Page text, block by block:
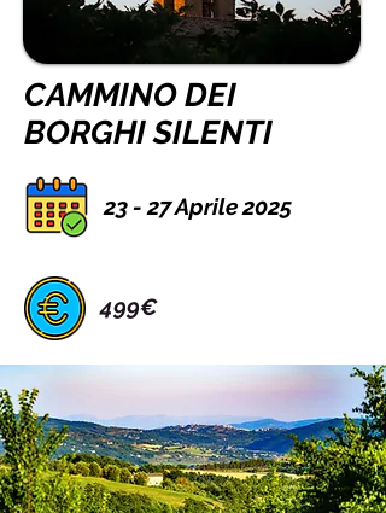
CAMMINO DEI
BORGHI SILENTI
23 - 27 Aprile 2025
499€